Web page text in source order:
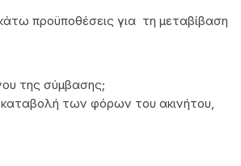
προϋποθέσεις για τη μεταβίβαση
της σύμβασης;
των φόρων του ακινήτου,